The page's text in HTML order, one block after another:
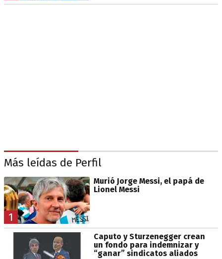
Más leídas de Perfil
1
Murió Jorge Messi, el papá de
Lionel Messi
Caputo y Sturzenegger crean
un fondo para indemnizar y
“ganar” sindicatos aliados